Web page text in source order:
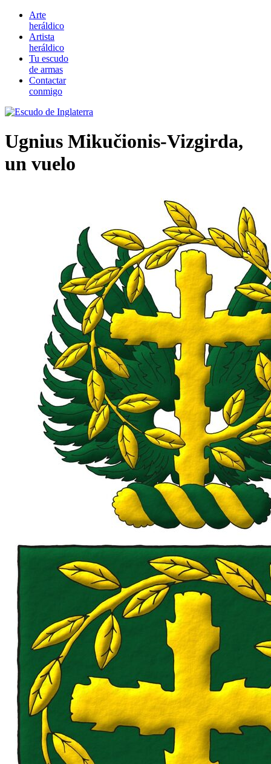
Arte
heráldico
Artista
heráldico
Tu escudo
de armas
Contactar
conmigo
Ugnius Mikučionis-Vizgirda,
un vuelo